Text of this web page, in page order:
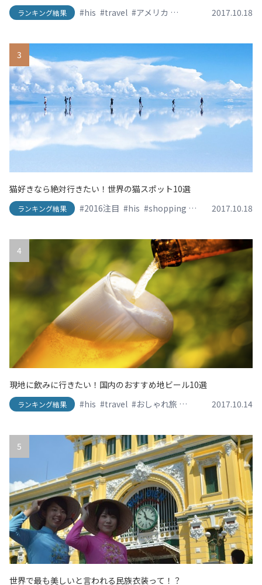
ランキング結果 #his #travel #アメリカ #イタリア #エイチアイ
2017.10.18
3
猫好きなら絶対行きたい！世界の猫スポット10選
ランキング結果 #2016注目 #his #shopping #SNS映え #travel
2017.10.18
4
現地に飲みに行きたい！国内のおすすめ地ビール10選
ランキング結果 #his #travel #おしゃれ旅 #かわいい旅 #エイ
2017.10.14
5
世界で最も美しいと言われる民族衣装って！？